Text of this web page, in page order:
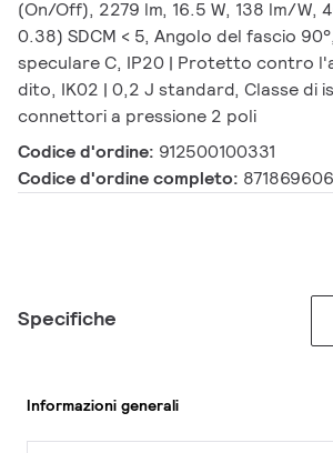
(On/Off), 2279 lm, 16.5 W, 138 lm/W,
0.38) SDCM < 5, Angolo del fascio
speculare C, IP20 | Protetto contro
dito, IK02 | 0,2 J standard, Classe di
connettori a pressione 2 poli
Codice d'ordine: 912500100331
Codice d'ordine completo:
Specifiche
Informazioni generali